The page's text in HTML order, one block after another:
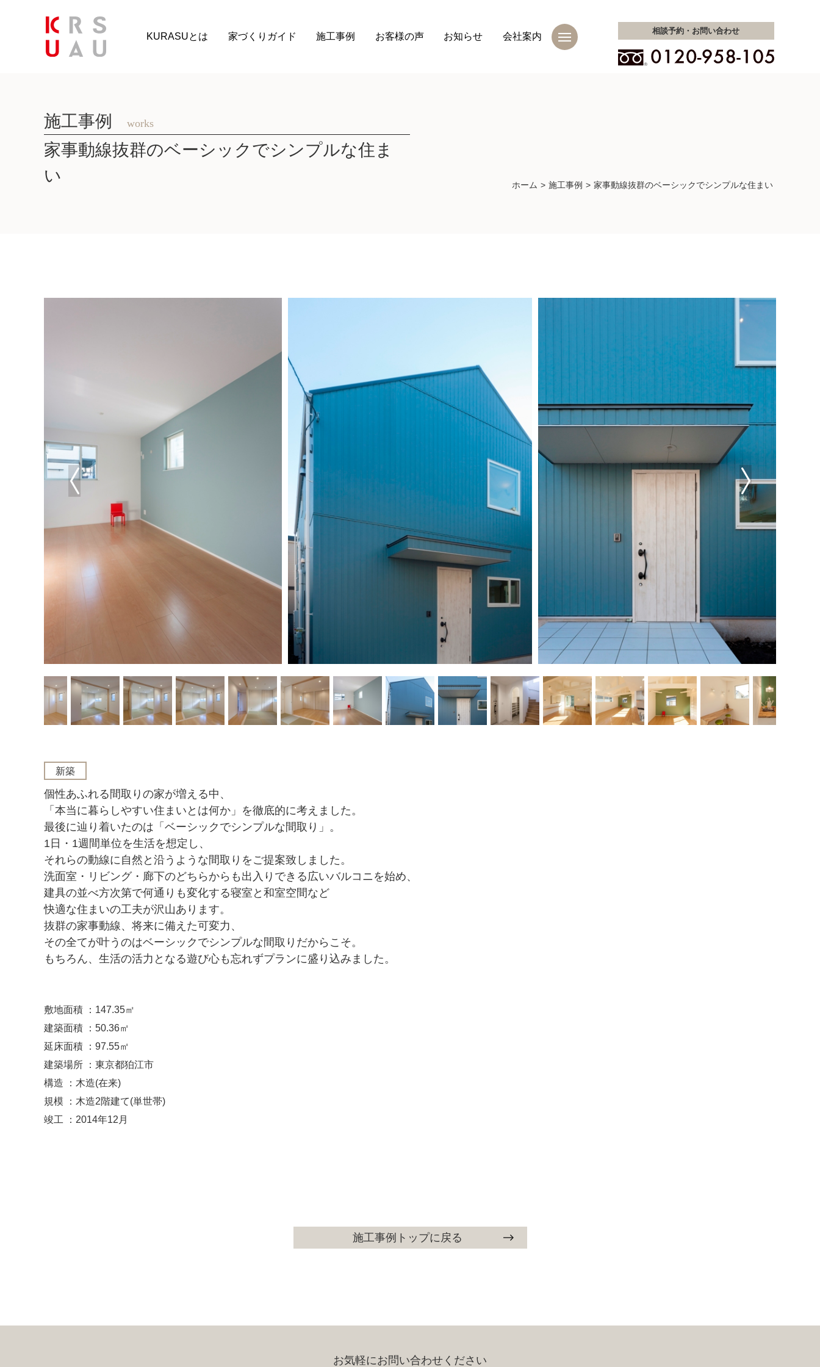
KURASUとは 家づくりガイド 施工事例 お客様の声 お知らせ 会社案内
相談予約・ お問い合わせ
施工事例 works
家事動線抜群のベーシックでシンプルな住ま
い
ホーム 施工事例 家事動線抜群のベーシックでシンプルな住まい
新築
個性あふれる間取りの家が増える中、
「本当に暮らしやすい住まいとは何か」を徹底的に考えました。
最後に辿り着いたのは「ベーシックでシンプルな間取り」。
1日・1週間単位を生活を想定し、
それらの動線に自然と沿うような間取りをご提案致しました。
洗面室・リビング・廊下のどちらからも出入りできる広いバルコニを始め、
建具の並べ方次第で何通りも変化する寝室と和室空間など
快適な住まいの工夫が沢山あります。
抜群の家事動線、将来に備えた可変力、
その全てが叶うのはベーシックでシンプルな間取りだからこそ。
もちろん、生活の活力となる遊び心も忘れずプランに盛り込みました。
敷地面積 ：147.35㎡
建築面積 ：50.36㎡
延床面積 ：97.55㎡
建築場所 ：東京都狛江市
構造 ：木造(在来)
規模 ：木造2階建て(単世帯)
竣工 ：2014年12月
施工事例トップに戻る
お気軽にお問い合わせください